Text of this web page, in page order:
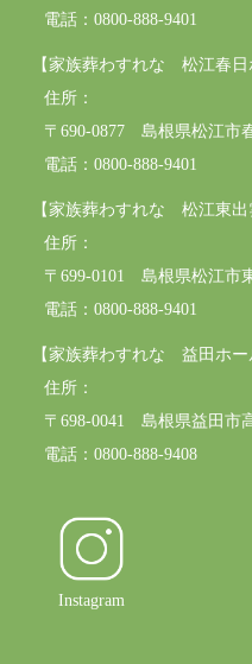
電話：0800-888-9401
【家族葬わすれな 松江春日
住所：
〒690-0877 島根県松江市
電話：0800-888-9401
【家族葬わすれな 松江東出
住所：
〒699-0101 島根県松江市
電話：0800-888-9401
【家族葬わすれな 益田ホー
住所：
〒698-0041 島根県益田市
電話：0800-888-9408
Instagram